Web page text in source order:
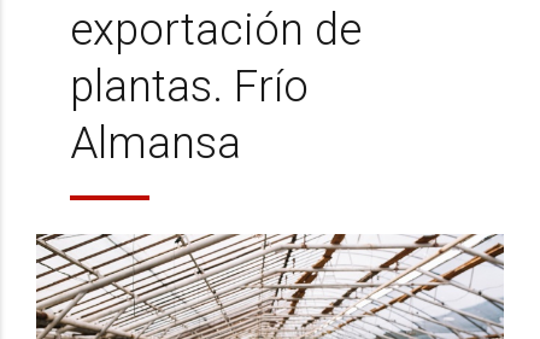
exportación de
plantas. Frío
Almansa